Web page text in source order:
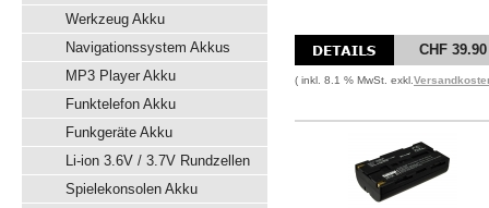
Werkzeug Akku
Navigationssystem Akkus
MP3 Player Akku
Funktelefon Akku
Funkgeräte Akku
Li-ion 3.6V / 3.7V Rundzellen
Spielekonsolen Akku
CHF 39.90
( inkl. 8.1 % MwSt. exkl.